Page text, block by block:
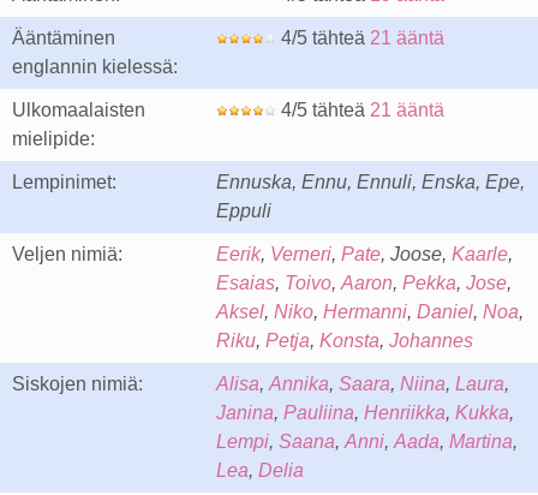
Ääntäminen
englannin kielessä:
4/5 tähteä 21 ääntä
Ulkomaalaisten
mielipide:
4/5 tähteä 21 ääntä
Lempinimet:
Ennuska, Ennu, Ennuli, Enska, Epe,
Eppuli
Veljen nimiä: Eerik, Verneri, Pate, Joose, Kaarle,
Esaias, Toivo, Aaron, Pekka, Jose,
Aksel, Niko, Hermanni, Daniel, Noa,
Riku, Petja, Konsta, Johannes
Siskojen nimiä: Alisa, Annika, Saara, Niina, Laura,
Janina, Pauliina, Henriikka, Kukka,
Lempi, Saana, Anni, Aada, Martina,
Lea, Delia